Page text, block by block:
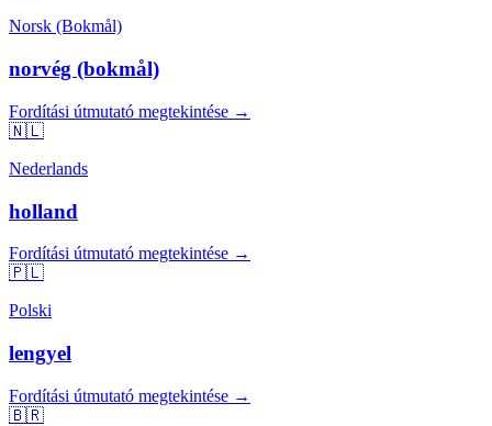
Norsk (Bokmål)
norvég (bokmål)
Fordítási útmutató megtekintése →
🇳🇱
Nederlands
holland
Fordítási útmutató megtekintése →
🇵🇱
Polski
lengyel
Fordítási útmutató megtekintése →
🇧🇷